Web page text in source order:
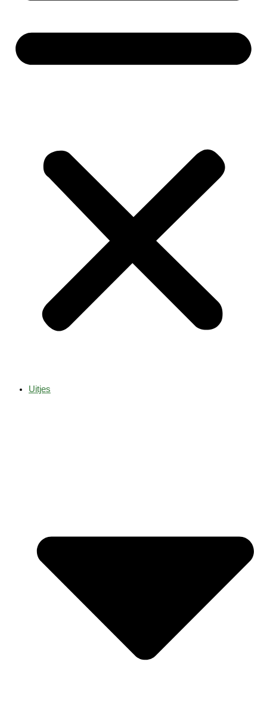
Uitjes